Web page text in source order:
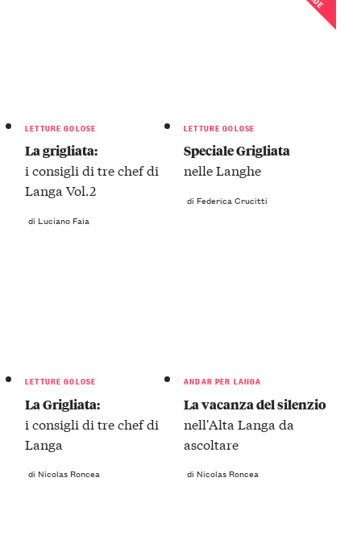
LETTURE GOLOSE
La grigliata:
i consigli di tre chef di
Langa Vol.2
di Luciano Faia
LETTURE GOLOSE
Speciale Grigliata
nelle Langhe
di Federica Crucitti
LETTURE GOLOSE
La Grigliata:
i consigli di tre chef di
Langa
di Nicolas Roncea
ANDAR PER LANGA
La vacanza del silenzio
nell'Alta Langa da
ascoltare
di Nicolas Roncea